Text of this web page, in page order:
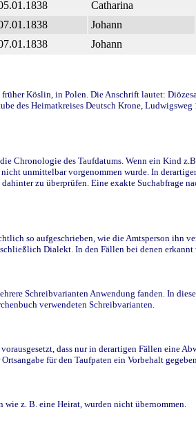
Catharina
Johann
Johann
Köslin, in Polen. Die Anschrift lautet:
des Heimatkreises Deutsch Krone,
Chronologie des Taufdatums. Wenn ein Kind
unmittelbar vorgenommen wurde. In
zu überprüfen. Eine exakte Suchabfrage
so aufgeschrieben, wie die Amtsperson ihn
Dialekt. In den Fällen bei denen
Schreibvarianten Anwendung fanden. In
verwendeten Schreibvarianten.
dass nur in derartigen Fällen eine
für den Taufpaten ein Vorbehalt
z. B. eine Heirat, wurden nicht übernommen.